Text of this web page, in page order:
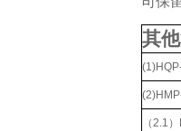
其
（2.1